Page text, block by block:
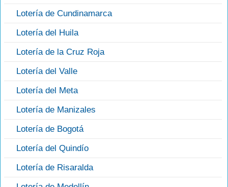
Lotería de Cundinamarca
Lotería del Huila
Lotería de la Cruz Roja
Lotería del Valle
Lotería del Meta
Lotería de Manizales
Lotería de Bogotá
Lotería del Quindío
Lotería de Risaralda